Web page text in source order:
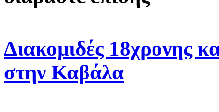
Διακομιδές 18χρονης
στην Καβάλα